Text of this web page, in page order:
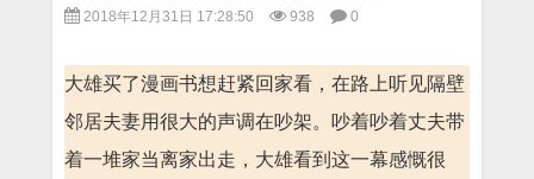
2018年12月31日 17:28:50
938 0
大雄买了漫画书想赶紧回家看，在路上听见隔壁
邻居夫妻用很大的声调在吵架。吵着吵着丈夫带
着一堆家当离家出走，大雄看到这一幕感慨很